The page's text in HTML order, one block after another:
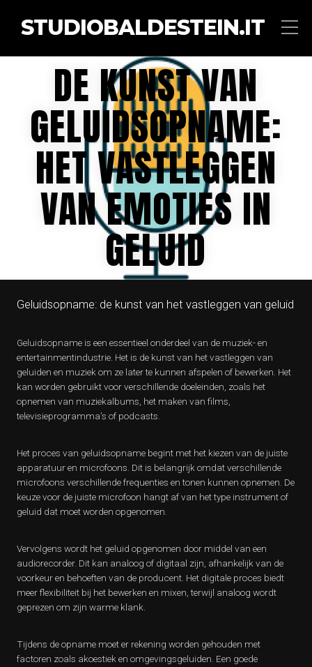
STUDIOBALDESTEIN.IT
DE KUNST VAN
GELUIDSOPNAME:
HET VASTLEGGEN
VAN EMOTIES IN
GELUID
Geluidsopname: de kunst van het vastleggen van geluid
Geluidsopname is een essentieel onderdeel van de muziek- en
entertainmentindustrie. Het is de kunst van het vastleggen van
geluiden en muziek om ze later te kunnen afspelen of bewerken. Het
kan worden gebruikt voor verschillende doeleinden, zoals het
opnemen van muziekalbums, het maken van films,
televisieprogramma’s of podcasts.
Het proces van geluidsopname begint met het kiezen van de juiste
apparatuur en microfoons. Dit is belangrijk omdat verschillende
microfoons verschillende frequenties en tonen kunnen opnemen. De
keuze voor de juiste microfoon hangt af van het type instrument of
geluid dat moet worden opgenomen.
Vervolgens wordt het geluid opgenomen door middel van een
audiorecorder. Dit kan analoog of digitaal zijn, afhankelijk van de
voorkeur en behoeften van de producent. Het digitale proces biedt
meer flexibiliteit bij het bewerken en mixen, terwijl analoog wordt
geprezen om zijn warme klank.
Tijdens de opname moet er rekening worden gehouden met
factoren zoals akoestiek en omgevingsgeluiden. Een goede